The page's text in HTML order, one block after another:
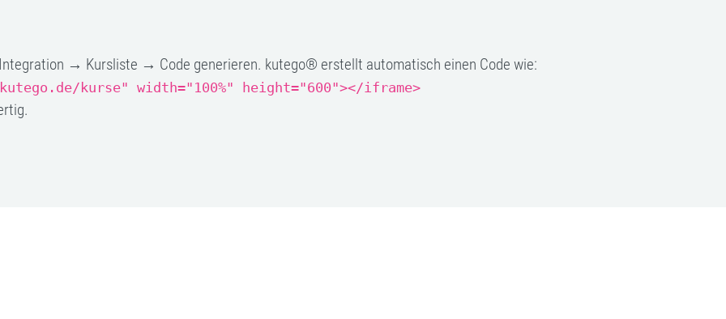
→ Kursliste → Code generieren. kutego® erstellt automatisch einen Code wie:
kurse" width="100%" height="600"></iframe>